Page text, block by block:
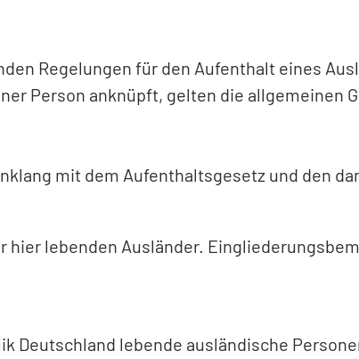
Regelungen für den Aufenthalt eines
Person anknüpft, gelten die allgemeinen
mit dem Aufenthaltsgesetz und den
lebenden Ausländer.
Deutschland lebende ausländische